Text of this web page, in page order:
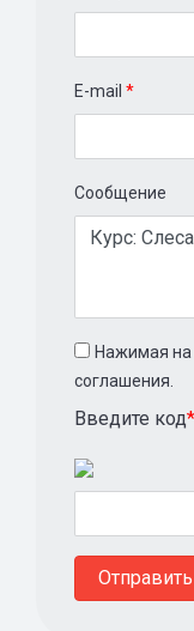
E-mail *
Сообщение
Нажимая на
соглашения.
Введите код*